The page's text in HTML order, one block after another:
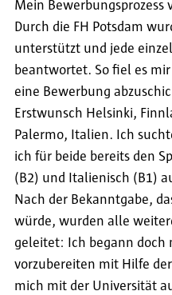
Mein Bewerbungsprozess
Durch die FH Potsdam
unterstützt und jede
beantwortet. So fiel es
eine Bewerbung
Erstwunsch Helsinki,
Palermo, Italien. Ich
ich für beide bereits den
(B2) und Italienisch (B1)
Nach der Bekanntgabe,
würde, wurden alle
geleitet: Ich begann doch
vorzubereiten mit Hilfe
mich mit der Universität